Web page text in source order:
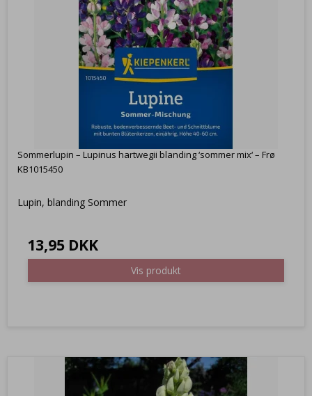
Sommerlupin – Lupinus hartwegii blanding ‘sommer mix‘ – Frø
KB1015450
Lupin, blanding Sommer
13,95 DKK
Vis produkt